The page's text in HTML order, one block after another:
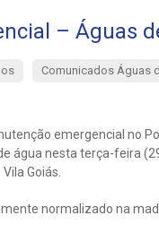
– Águas
Comunicados Águas
emergencial no
água nesta terça-feira
Goiás.
normalizado na